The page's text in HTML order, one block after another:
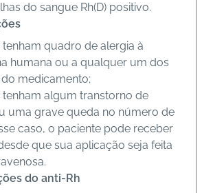
do sangue Rh(D) positivo.
tenham quadro de alergia à
humana ou a qualquer um dos
medicamento;
tenham algum transtorno de
uma grave queda no número de
caso, o paciente pode receber
que sua aplicação seja feita
do anti-Rh